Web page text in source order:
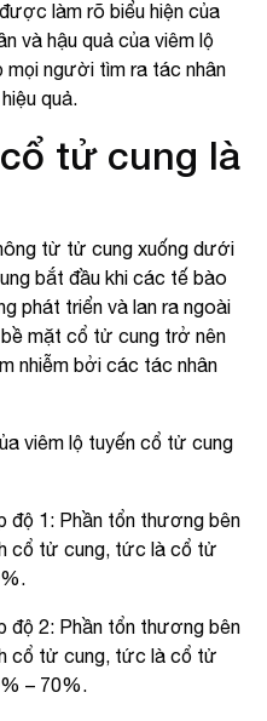
làm rõ biểu hiện của
và hậu quả của viêm lộ
mọi người tìm ra tác nhân
quả.
tử cung là
từ tử cung xuống dưới
bắt đầu khi các tế bào
phát triển và lan ra ngoài
mặt cổ tử cung trở nên
nhiễm bởi các tác nhân
viêm lộ tuyến cổ tử cung
độ 1: Phần tổn thương bên
cổ tử cung, tức là cổ tử
độ 2: Phần tổn thương bên
cổ tử cung, tức là cổ tử
– 70%.